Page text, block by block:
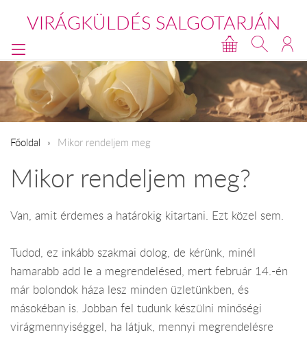
VIRÁGKÜLDÉS SALGOTARJÁN
Főoldal ​Mikor rendeljem meg
Mikor rendeljem meg?
Van, amit érdemes a határokig kitartani. Ezt közel sem.
Tudod, ez inkább szakmai dolog, de kérünk, minél
hamarabb add le a megrendelésed, mert február 14.-én
már bolondok háza lesz minden üzletünkben, és
másokéban is. Jobban fel tudunk készülni minőségi
virágmennyiséggel, ha látjuk, mennyi megrendelésre